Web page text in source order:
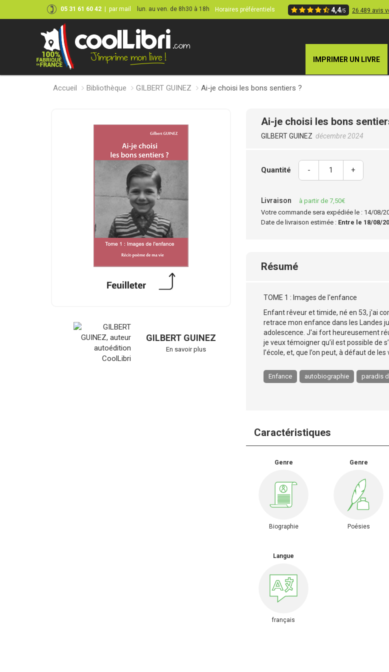
05 31 61 60 42 par mail lun. au ven. de 8h30 à 18h Horaires préférentiels 4,4/5 26 489 avis
IMPRIMER UN LIVRE
Accueil Bibliothèque GILBERT GUINEZ Ai-je choisi les bons sentiers ?
GILBERT GUINEZ
En savoir plus
Ai-je choisi les bons
GILBERT GUINEZ décembre 2024
Quantité - +
Livraison
à partir de 7,50€
Votre commande sera expédiée le : 14/08/
Date de livraison estimée : Entre le 18/08/
Résumé
TOME 1 : Images de l'enfance
Enfant rêveur et timide, né en 53, j'ai
retrace mon enfance dans les Landes
adolescence. J'ai fort heureusement
je veux témoigner qu’il est possible de
l’école, et, que l’on peut, à défaut de
Enfance autobiographie paradis
Caractéristiques
Genre
Biographie
Genre
Poésies
Langue
français